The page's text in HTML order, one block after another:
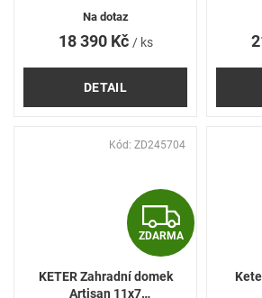
18 390 Kč / ks
DETAIL
Na dotaz
barevně
Z
D
ZDARMA
KETER Zahradní domek
Artisan 11x7
Kód: ZD245704